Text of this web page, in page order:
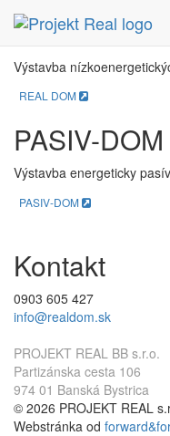
REAL DOM
Výstavba
REAL DOM
PASIV-DOM
Výstavba energeticky
PASIV-DOM
Kontakt
0903 605 427
info@realdom.sk
PROJEKT REAL BB s.r.o.
Partizánska cesta 106
974 01 Banská Bystrica
© 2026 PROJEKT REAL
Webstránka od